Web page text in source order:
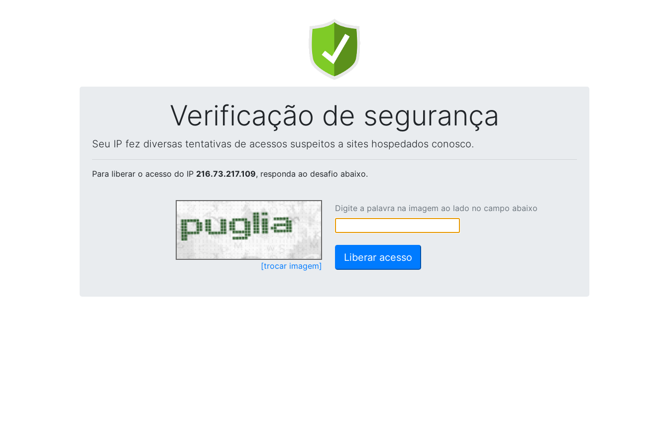
Verificação de segurança
Seu IP fez diversas tentativas de acessos suspeitos a sites hospedados conosco.
Para liberar o acesso do IP 216.73.217.109, responda ao desafio abaixo.
[trocar imagem]
Digite a palavra na imagem ao lado no campo abaixo